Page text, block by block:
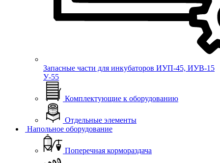
Запасные части для инкубаторов ИУП-45, ИУВ-15
У-55
Комплектующие к оборудованию
Отдельные элементы
Напольное оборудование
Поперечная кормораздача